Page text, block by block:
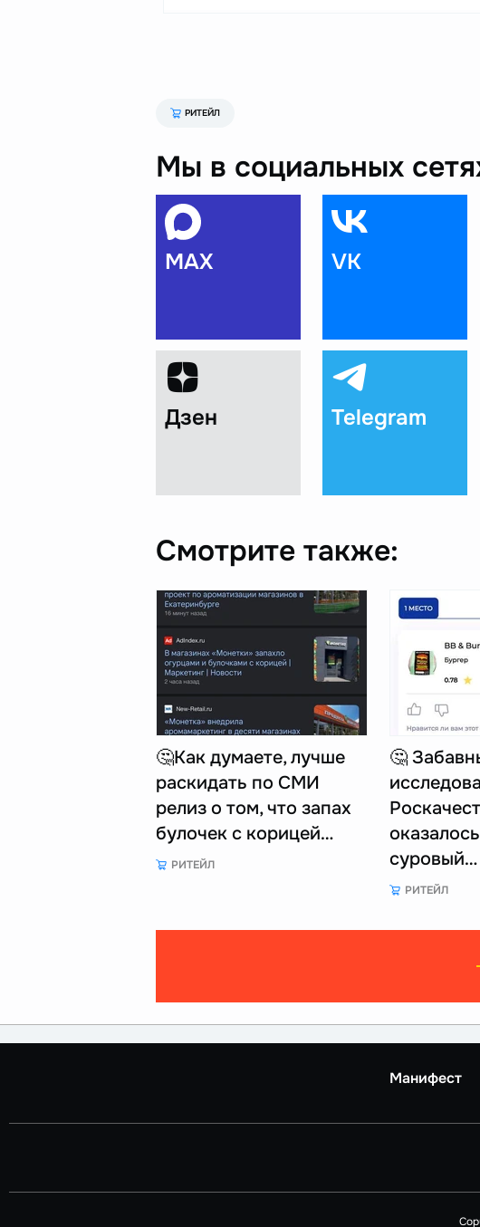
РИТЕЙЛ
Мы в социальных
MAX VK
Дзен Telegram
Смотрите также:
🤔Как думаете, лучше
раскидать по СМИ
релиз о том, что запах
булочек с корицей…
РИТЕЙЛ
🤔
суровый…
РИТЕЙЛ
Манифест